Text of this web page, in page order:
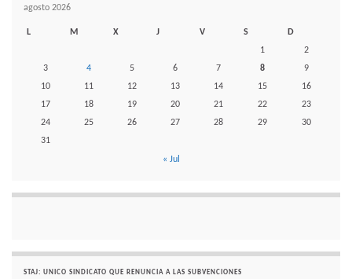
agosto 2026
L M X J V S
D
1
2
3
4 5 6 7 8
9
10
11 12 13 14 15
16
17
18 19 20 21 22
23
24
25 26 27 28 29
30
31
« Jul
STAJ: UNICO SINDICATO QUE RENUNCIA A LAS SUBVENCIONES